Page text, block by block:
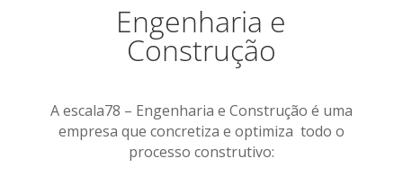
Engenharia e
Construção
A escala78 – Engenharia e Construção é uma
empresa que concretiza e optimiza todo o
processo construtivo: